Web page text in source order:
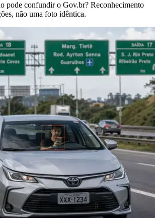
pode confundir o Gov.br? Reconhecimento
não uma foto idêntica.